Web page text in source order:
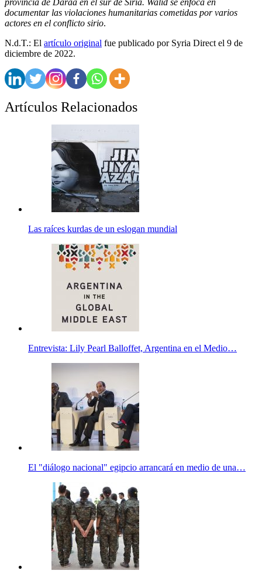
provincia de Daraa en el sur de Siria. Walid se enfoca en
documentar las violaciones humanitarias cometidas por varios
actores en el conflicto sirio.
N.d.T.: El artículo original fue publicado por Syria Direct el 9 de
diciembre de 2022.
Artículos Relacionados
Las raíces kurdas de un eslogan mundial
Entrevista: Lily Pearl Balloffet, Argentina en el Medio…
El "diálogo nacional" egipcio arrancará en medio de una…